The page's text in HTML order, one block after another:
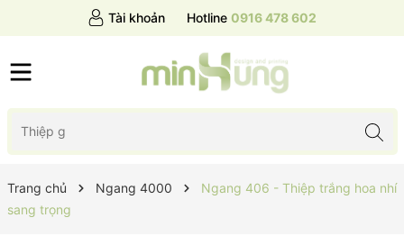
Tài khoản Hotline 0916 478 602
Trang chủ Ngang 4000
Ngang 406 - Thiệp trắng hoa nhí
sang trọng